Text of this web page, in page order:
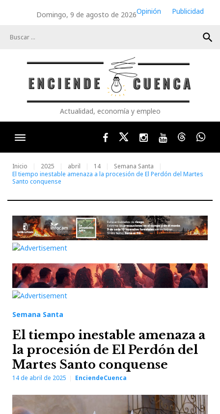
Domingo, 9 de agosto de 2026Opinión
Publicidad
search
Actualidad, economía y empleo
FacebookTwitterInstagram
YoutubeThreads
Inicio 2025 abril 14
Semana Santa
El tiempo inestable amenaza a la procesión de El Perdón del Martes
Santo conquense
Semana Santa
El tiempo inestable amenaza a
la procesión de El Perdón del
Martes Santo conquense
14 de abril de 2025 EnciendeCuenca